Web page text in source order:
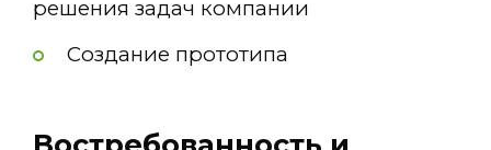
решения задач компании
Создание прототипа